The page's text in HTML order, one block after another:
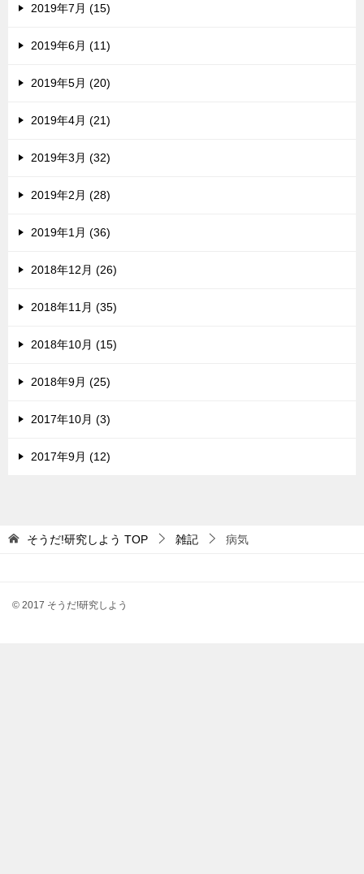
2019年7月 (15)
2019年6月 (11)
2019年5月 (20)
2019年4月 (21)
2019年3月 (32)
2019年2月 (28)
2019年1月 (36)
2018年12月 (26)
2018年11月 (35)
2018年10月 (15)
2018年9月 (25)
2017年10月 (3)
2017年9月 (12)
そうだ!研究しよう TOP 雑記 病気
© 2017 そうだ!研究しよう